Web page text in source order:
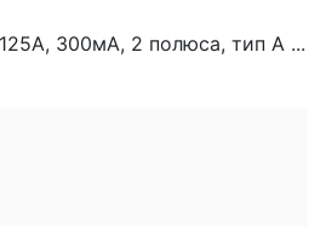
300мА, 2 полюса, тип А ...